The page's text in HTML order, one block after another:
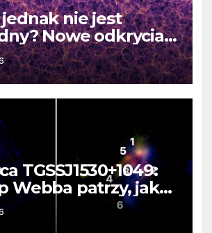
nie jest
Nowe odkrycia
fundamentalne
TGSSJ1530+1049:
Webba patrzy, jak
supergalaktyka i
czarna dziura